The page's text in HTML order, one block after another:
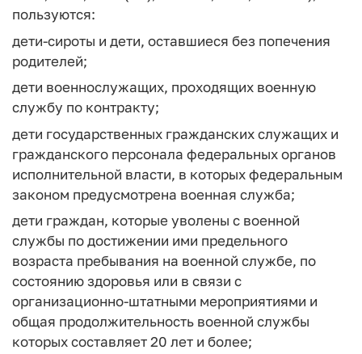
пользуются:
дети-сироты и дети, оставшиеся без попечения
родителей;
дети военнослужащих, проходящих военную
службу по контракту;
дети государственных гражданских служащих и
гражданского персонала федеральных органов
исполнительной власти, в которых федеральным
законом предусмотрена военная служба;
дети граждан, которые уволены с военной
службы по достижении ими предельного
возраста пребывания на военной службе, по
состоянию здоровья или в связи с
организационно-штатными мероприятиями и
общая продолжительность военной службы
которых составляет 20 лет и более;